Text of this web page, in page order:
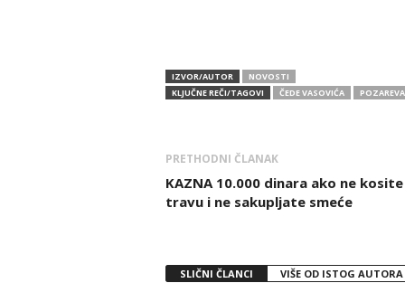
IZVOR/AUTOR
NOVOSTI
KLJUČNE REČI/TAGOVI
ČEDE VASOVIĆA
PRETHODNI ČLANAK
KAZNA 10.000 dinara ako ne kosite
travu i ne sakupljate smeće
SLIČNI ČLANCI VIŠE OD ISTOG AUTORA